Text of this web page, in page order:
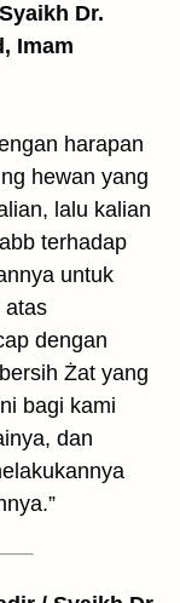
Dr.
Imam
harapan
hewan yang
lalu kalian
terhadap
untuk
atas
dengan
Żat yang
bagi kami
dan